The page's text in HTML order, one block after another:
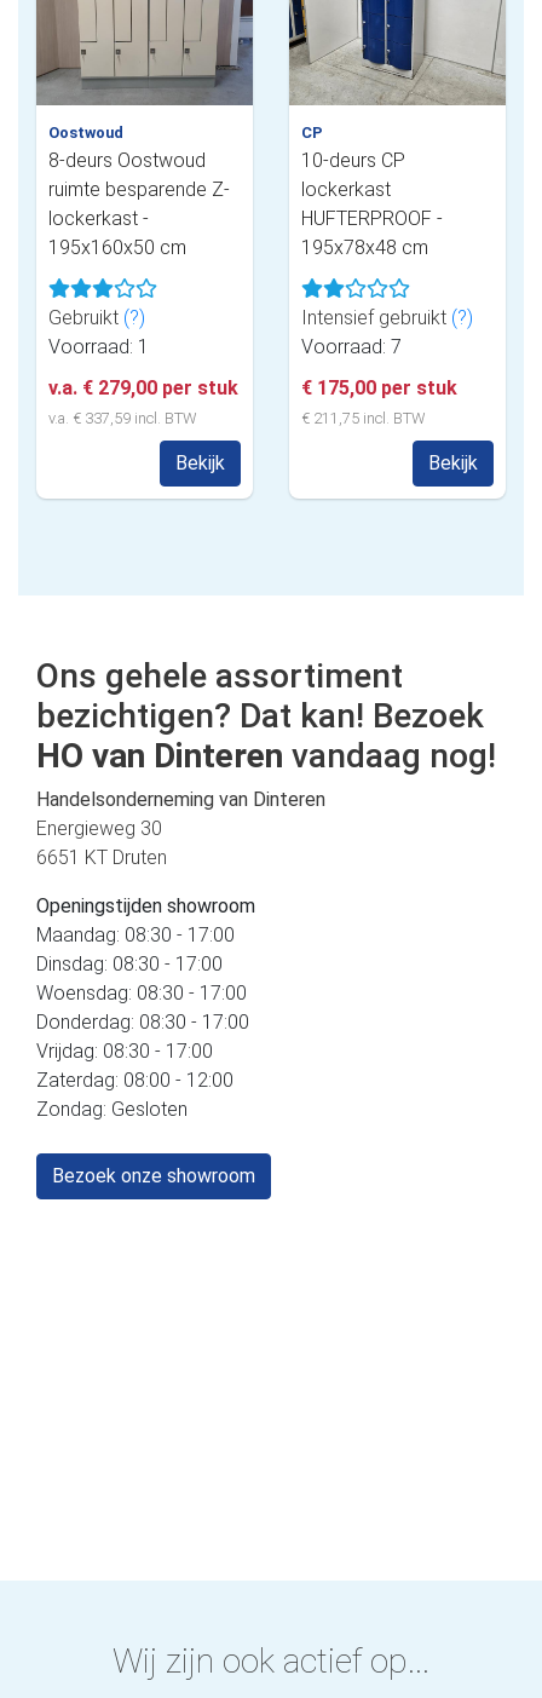
Oostwoud
8-deurs Oostwoud
ruimte besparende Z-
lockerkast -
195x160x50 cm
Gebruikt (?)
Voorraad: 1
v.a. € 279,00 per stuk
v.a. € 337,59 incl. BTW
Bekijk
CP
10-deurs CP
lockerkast
HUFTERPROOF -
195x78x48 cm
Intensief gebruikt (?)
Voorraad: 7
€ 175,00 per stuk
€ 211,75 incl. BTW
Bekijk
Ons gehele assortiment
bezichtigen? Dat kan! Bezoek
HO van Dinteren vandaag nog!
Handelsonderneming van Dinteren
Energieweg 30
6651 KT Druten
Openingstijden showroom
Maandag: 08:30 - 17:00
Dinsdag: 08:30 - 17:00
Woensdag: 08:30 - 17:00
Donderdag: 08:30 - 17:00
Vrijdag: 08:30 - 17:00
Zaterdag: 08:00 - 12:00
Zondag: Gesloten
Bezoek onze showroom
Wij zijn ook actief op...